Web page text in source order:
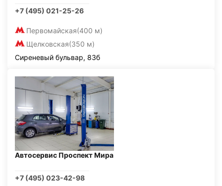
+7 (495) 021-25-26
Первомайская(400 м)
Щелковская(350 м)
Сиреневый бульвар, 83б
Автосервис Проспект Мира
+7 (495) 023-42-98